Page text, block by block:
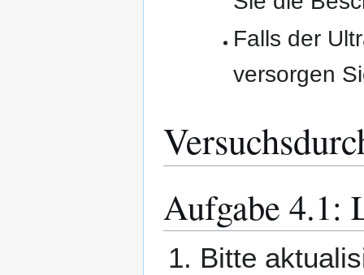
Falls der
versorgen
Aufgabe 4.1:
Bitte